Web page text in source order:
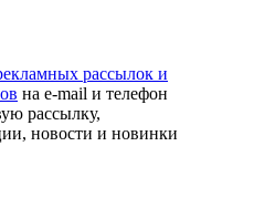
рассылок и
на e‑mail и телефон
рассылку,
новости и новинки